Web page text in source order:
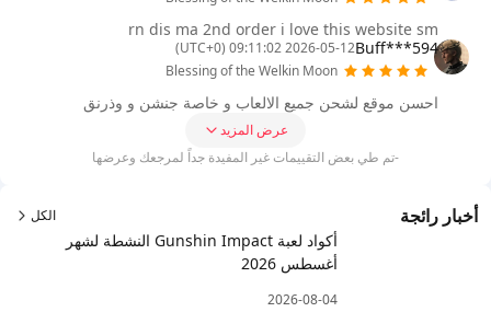
rn dis ma 2nd order i love this website sm
Buff***594
2026-05-12 09:11:02 (UTC+0)
Blessing of the Welkin Moon
احسن موقع لشحن جميع الالعاب و خاصة جنشن و وذرنق
عرض المزيد
-تم طي بعض التقييمات غير المفيدة جداً لمرجعك وعرضها
أخبار رائجة الكل
أكواد لعبة Gunshin Impact النشطة لشهر
أغسطس 2026
2026-08-04